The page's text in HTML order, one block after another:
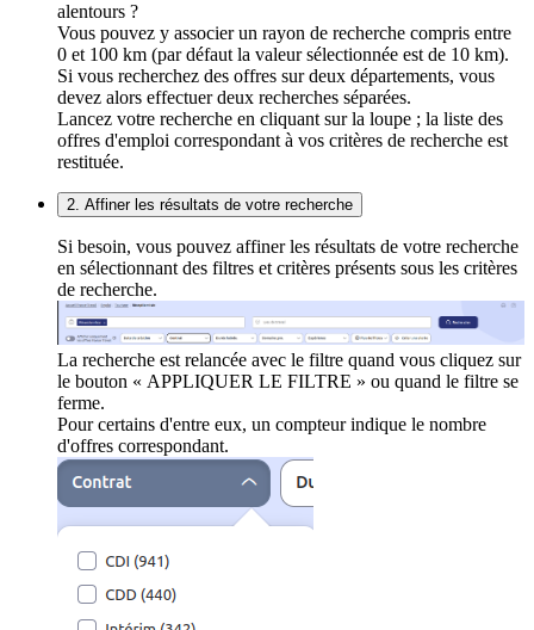
alentours ?
Vous pouvez y associer un rayon de recherche compris entre
0 et 100 km (par défaut la valeur sélectionnée est de 10 km).
Si vous recherchez des offres sur deux départements, vous
devez alors effectuer deux recherches séparées.
Lancez votre recherche en cliquant sur la loupe ; la liste des
offres d'emploi correspondant à vos critères de recherche est
restituée.
2. Affiner les résultats de votre recherche
Si besoin, vous pouvez affiner les résultats de votre recherche
en sélectionnant des filtres et critères présents sous les critères
de recherche.
La recherche est relancée avec le filtre quand vous cliquez sur
le bouton « APPLIQUER LE FILTRE » ou quand le filtre se
ferme.
Pour certains d'entre eux, un compteur indique le nombre
d'offres correspondant.